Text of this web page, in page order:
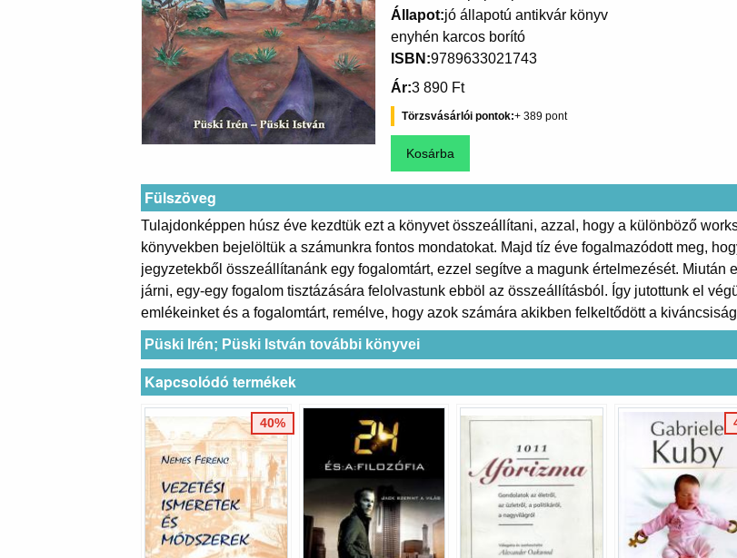
Állapot jó állapotú antikvár könyv
enyhén karcos borító
ISBN 9789633021743
Ár 3 890 Ft
Törzsvásárlói pontok 389
Fülszöveg
Tulajdonképpen húsz éve kezdtük ezt a könyvet összeállítani, azzal, hogy a különböző
könyvekben bejelöltük a számunkra fontos mondatokat. Majd tíz éve fogalmazódott meg,
jegyzetekből összeállítanánk egy fogalomtárt, ezzel segítve a magunk értelmezését. Miután
járni, egy-egy fogalom tisztázására felolvastunk ebböl az összeállításból. Így jutottunk el
emlékeinket és a fogalomtárt, remélve, hogy azok számára akikben felkeltődött a
Püski Irén; Püski István további könyvei
Kapcsolódó termékek
40%